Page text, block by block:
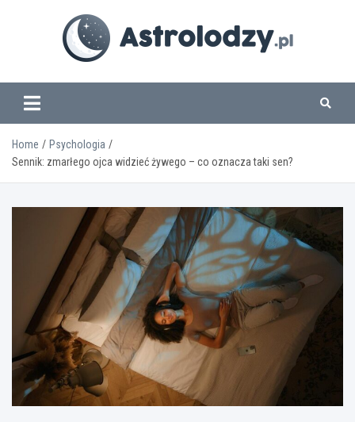
www.astrolodzy.pl
Home
Psychologia
Sennik: zmarłego ojca widzieć żywego – co oznacza taki sen?